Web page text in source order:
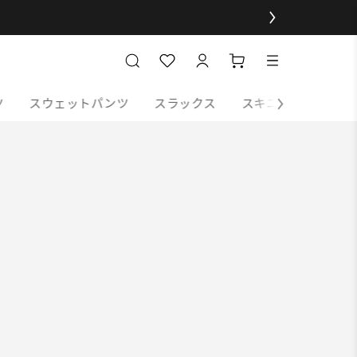
スウェットパンツ スラックス スキニーパンツ